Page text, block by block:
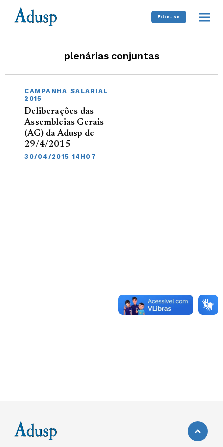
Filie-se
plenárias conjuntas
CAMPANHA SALARIAL
2015
Deliberações das
Assembleias Gerais
(AG) da Adusp de
29/4/2015
30/04/2015 14H07